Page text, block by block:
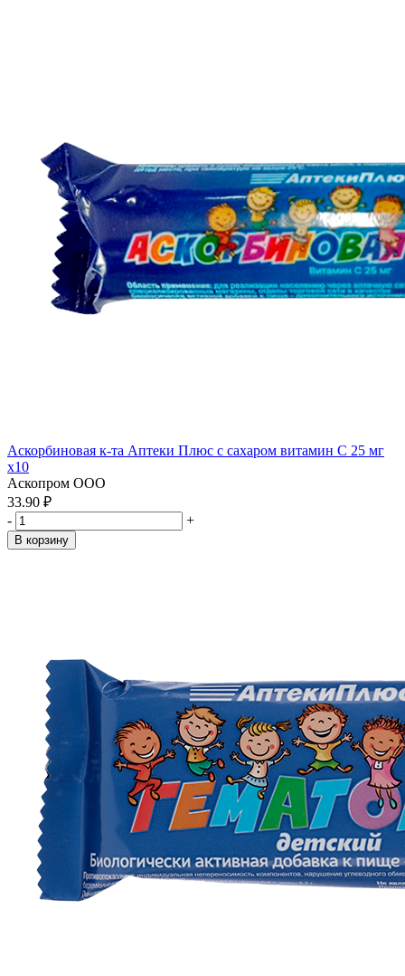
Аскорбиновая к-та Аптеки Плюс с сахаром витамин С 25 мг
x10
Аскопром ООО
33.90 ₽
-
+
В корзину